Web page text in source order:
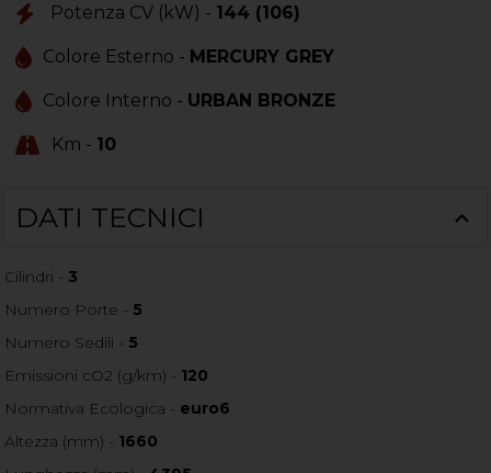
Potenza CV (kW) - 144 (106)
Colore Esterno - MERCURY GREY
Colore Interno - URBAN BRONZE
Km - 10
DATI TECNICI
Cilindri - 3
Numero Porte - 5
Numero Sedili - 5
Emissioni cO2 (g/km) - 120
Normativa Ecologica - euro6
Altezza (mm) - 1660